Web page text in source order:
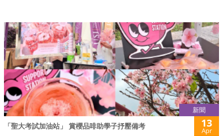
新聞
「聖大考試加油站」 賞櫻品啡助學子抒壓備考 13
Apr